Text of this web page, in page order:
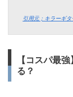
引用元；キラーギタ
【コスパ最
る？